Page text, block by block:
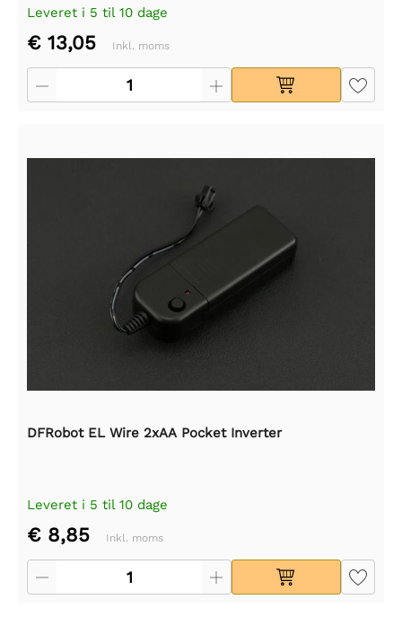
Leveret i 5 til 10 dage
€ 13,05 Inkl. moms
DFRobot EL Wire 2xAA Pocket Inverter
Leveret i 5 til 10 dage
€ 8,85 Inkl. moms